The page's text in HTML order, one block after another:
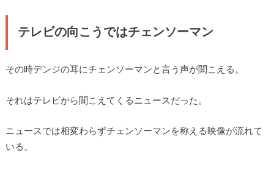
テレビの向こうではチェンソーマン
その時デンジの耳にチェンソーマンと言う声が聞こえる。
それはテレビから聞こえてくるニュースだった。
ニュースでは相変わらずチェンソーマンを称える映像が流れて
いる。